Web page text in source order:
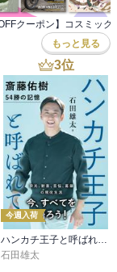
もっと見る
3位
今週入荷
石田雄太